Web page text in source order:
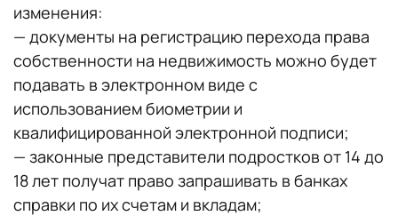
изменения:
— документы на регистрацию перехода права
собственности на недвижимость можно будет
подавать в электронном виде с
использованием биометрии и
квалифицированной электронной подписи;
— законные представители подростков от 14 до
18 лет получат право запрашивать в банках
справки по их счетам и вкладам;